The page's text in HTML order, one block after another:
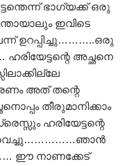
ഭാഗ്യക്ക് ഒരു
ഇവിടെ
ഉറപ്പിച്ചു………..ഒരു
അച്ഛനെ
അത് തന്റെ
തീരുമാനിക്കാം
ഹരിയേട്ടന്റെ
വെച്ചു……………ഞാൻ
ഈ നാണക്കേട്